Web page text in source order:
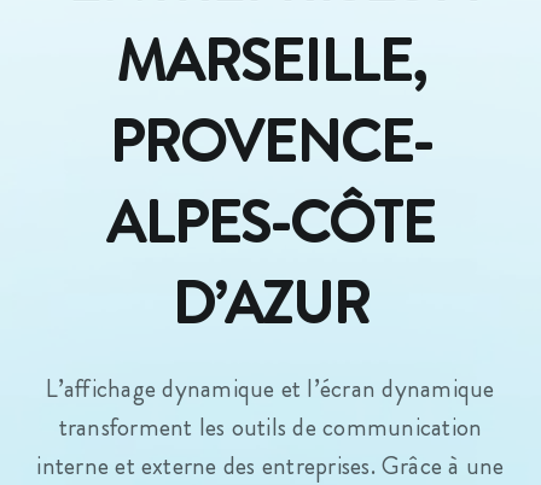
MARSEILLE,
PROVENCE-
ALPES-CÔTE
D’AZUR
L’affichage dynamique et l’écran dynamique
transforment les outils de communication
interne et externe des entreprises. Grâce à une